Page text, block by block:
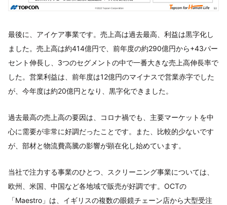
最後に、アイケア事業です。売上高は過去最高、利益は黒字化し
ました。売上高は約414億円で、前年度の約290億円から+43パー
セント伸長し、3つのセグメントの中で一番大きな売上高伸長率で
した。営業利益は、前年度は12億円のマイナスで営業赤字でした
が、今年度は約20億円となり、黒字化できました。
過去最高の売上高の要因は、コロナ禍でも、主要マーケットを中
心に需要が非常に好調だったことです。また、比較的少ないです
が、部材と物流費高騰の影響が顕在化し始めています。
当社で注力する事業のひとつ、スクリーニング事業については、
欧州、米国、中国など各地域で販売が好調です。OCTの
「Maestro」は、イギリスの複数の眼鏡チェーン店から大型受注